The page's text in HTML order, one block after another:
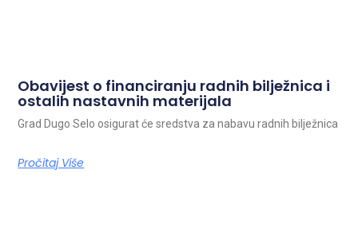
Obavijest o financiranju radnih bilježnica i
ostalih nastavnih materijala
Grad Dugo Selo osigurat će sredstva za nabavu radnih bilježnica
Pročitaj Više